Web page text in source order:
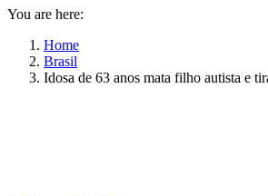
You are here:
Home
Brasil
Idosa de 63 anos mata filho autista e